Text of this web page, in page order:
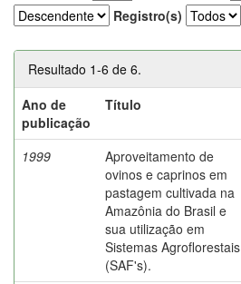
Registro(s)
Resultado 1-6 de 6.
Ano de
publicação
Título
1999
Aproveitamento de
ovinos e caprinos em
pastagem cultivada na
Amazônia do Brasil e
sua utilização em
Sistemas Agroflorestais
(SAF's).